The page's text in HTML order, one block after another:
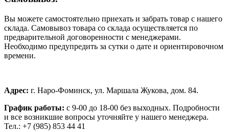
Вы можете самостоятельно приехать и забрать товар с нашего
склада. Самовывоз товара со склада осуществляется по
предварительной договоренности с менеджерами.
Необходимо предупредить за сутки о дате и ориентировочном
времени.
Адрес: г. Наро-Фоминск, ул. Маршала Жукова, дом. 84.
График работы: с 9-00 до 18-00 без выходных. Подробности
и все возникшие вопросы уточняйте у нашего менеджера.
Тел.: +7 (985) 853 44 41